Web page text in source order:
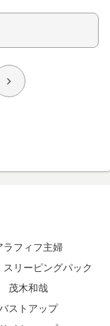
次
ラフィフ主婦
リーピングパック
茂木和哉
ストアップ